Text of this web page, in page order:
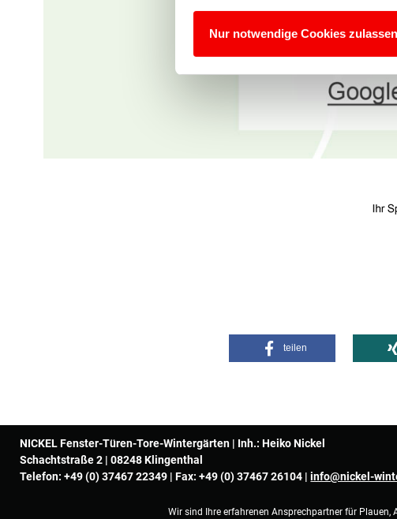
Nur notwendige Cookies zulassen
teilen
NICKEL Fenster-Türen-Tore-Wintergärten | Inh.: Heiko Nickel
Schachtstraße 2 | 08248 Klingenthal
Telefon:+49 (0) 37467 22349 | Fax: +49 (0) 37467 26104 |info@nickel-
Wir sind Ihre erfahrenen Ansprechpartner für